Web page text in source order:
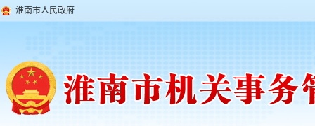
淮南市人民政府